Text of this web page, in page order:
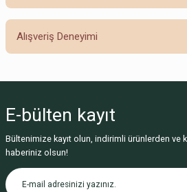
Ürün hakkında henüz soru
Alışveriş Deneyimi
Deneyimini
E-bülten kayıt
Bültenimize kayıt olun, indirimli ürünlerden ve
haberiniz olsun!